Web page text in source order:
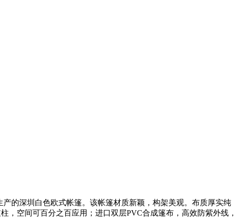
的深圳白色欧式帐篷。该帐篷材质新颖，构架美观。布质厚实纯
，空间可百分之百应用；进口双层PVC合成篷布，高效防紫外线，